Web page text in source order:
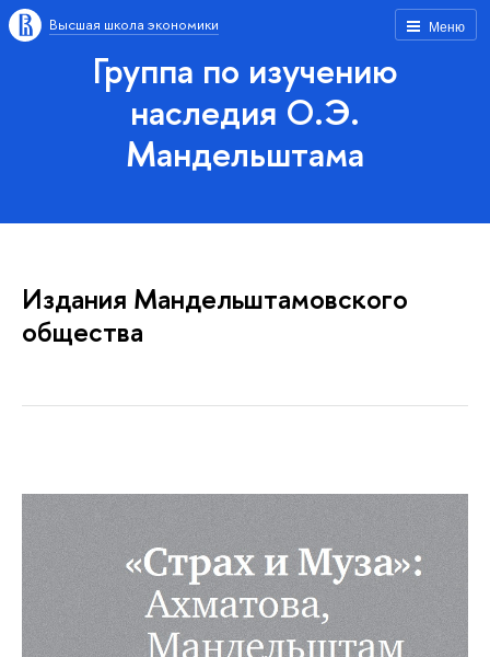
Меню
Высшая школа экономики
Группа по изучению
наследия О.Э.
Мандельштама
Издания Мандельштамовского
общества